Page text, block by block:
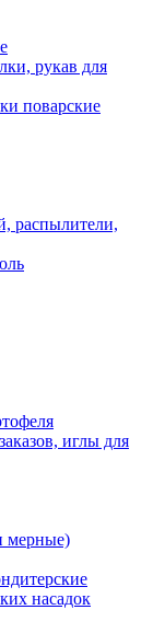
рукав для
поварские
распылители,
иглы для
мерные)
насадок